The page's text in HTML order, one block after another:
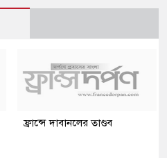
ফ্রান্সে দাবানলের তাণ্ডব